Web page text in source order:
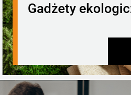
Gadżety